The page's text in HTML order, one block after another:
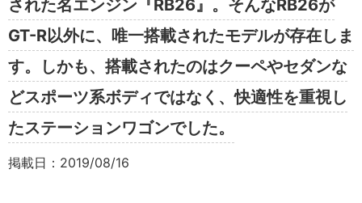
された名エンジン『RB26』。そんなRB26が
GT-R以外に、唯一搭載されたモデルが存在しま
す。しかも、搭載されたのはクーペやセダンな
どスポーツ系ボディではなく、快適性を重視し
たステーションワゴンでした。
掲載日：2019/08/16